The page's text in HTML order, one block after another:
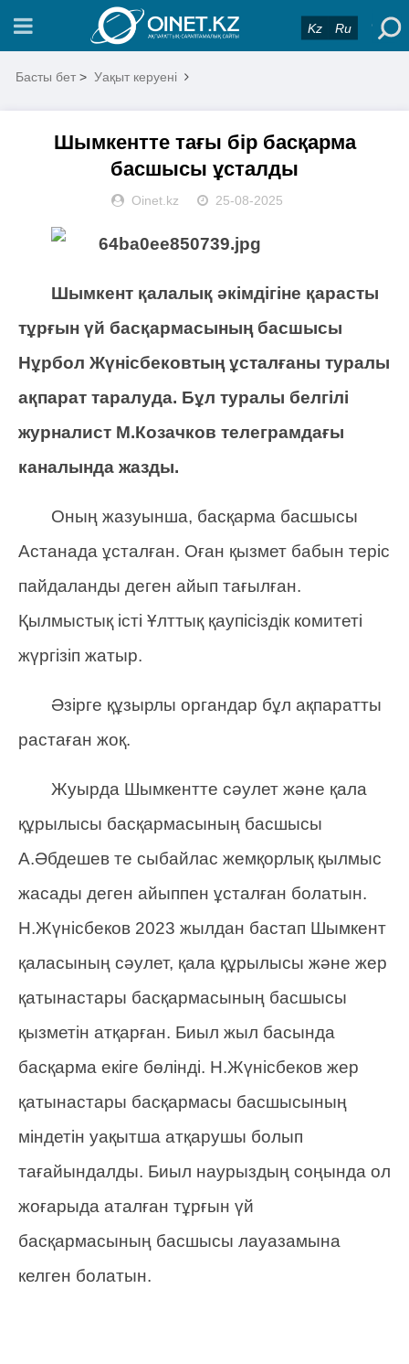
Kz Ru
Басты бет > Уақыт керуені
Шымкентте тағы бір басқарма
басшысы ұсталды
Oinet.kz 25-08-2025
Шымкент қалалық әкімдігіне қарасты
тұрғын үй басқармасының басшысы
Нұрбол Жүнісбековтың ұсталғаны туралы
ақпарат таралуда. Бұл туралы белгілі
журналист М.Козачков телеграмдағы
каналында жазды.
Оның жазуынша, басқарма басшысы
Астанада ұсталған. Оған қызмет бабын теріс
пайдаланды деген айып тағылған.
Қылмыстық істі Ұлттық қаупісіздік комитеті
жүргізіп жатыр.
Әзірге құзырлы органдар бұл ақпаратты
растаған жоқ.
Жуырда Шымкентте сәулет және қала
құрылысы басқармасының басшысы
А.Әбдешев те сыбайлас жемқорлық қылмыс
жасады деген айыппен ұсталған болатын.
Н.Жүнісбеков 2023 жылдан бастап Шымкент
қаласының сәулет, қала құрылысы және жер
қатынастары басқармасының басшысы
қызметін атқарған. Биыл жыл басында
басқарма екіге бөлінді. Н.Жүнісбеков жер
қатынастары басқармасы басшысының
міндетін уақытша атқарушы болып
тағайындалды. Биыл наурыздың соңында ол
жоғарыда аталған тұрғын үй
басқармасының басшысы лауазамына
келген болатын.